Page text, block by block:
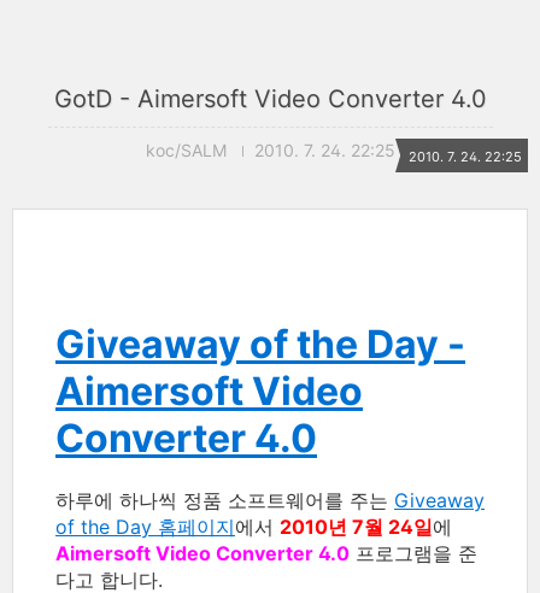
GotD - Aimersoft Video Converter 4.0
koc/SALM 2010. 7. 24. 22:25 2010. 7. 24. 22:25
Giveaway of the Day -
Aimersoft Video
Converter 4.0
하루에 하나씩 정품 소프트웨어를 주는 Giveaway
of the Day 홈페이지에서 2010년 7월 24일에
Aimersoft Video Converter 4.0 프로그램을 준
다고 합니다.